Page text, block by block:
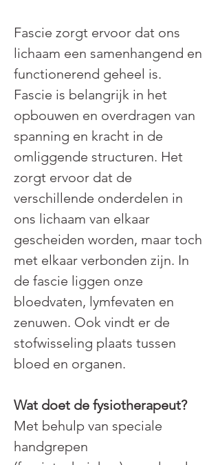
Fascie zorgt ervoor dat ons
lichaam een samenhangend en
functionerend geheel is.
Fascie is belangrijk in het
opbouwen en overdragen van
spanning en kracht in de
omliggende structuren. Het
zorgt ervoor dat de
verschillende onderdelen in
ons lichaam van elkaar
gescheiden worden, maar toch
met elkaar verbonden zijn. In
de fascie liggen onze
bloedvaten, lymfevaten en
zenuwen. Ook vindt er de
stofwisseling plaats tussen
bloed en organen.
Wat doet de fysiotherapeut?
Met behulp van speciale
handgrepen